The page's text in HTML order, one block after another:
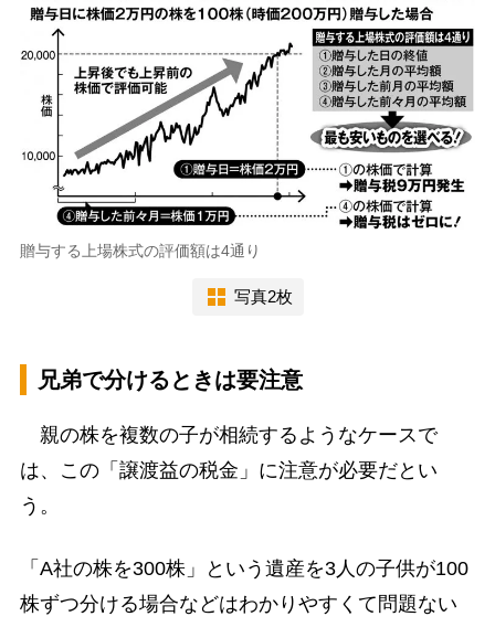
贈与する上場株式の評価額は4通り
写真2枚
兄弟で分けるときは要注意
親の株を複数の子が相続するようなケースで
は、この「譲渡益の税金」に注意が必要だとい
う。
「A社の株を300株」という遺産を3人の子供が100
株ずつ分ける場合などはわかりやすくて問題ない